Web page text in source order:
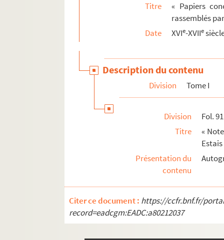
83. « Extrait du recès des Estats
88. « Extrait du recès des Estats généraux
92. « Recès des Estats généraux assemblez
104. « Compréhension de la comté de
142. « Noticias del tratado de neutralidad
170 v°. « Copie des lettres du corps
172. « Recès des Estats généraux
178. « Lettre de Ferdinand I, roy des
180. « Recès des Estats généraux du
206. « Response donnée en l'an 1543 par
212. « Estat général du répartement faict
Titre
« Papiers
rassemblés
Date
XVIe-XVIIe
Description du contenu
Division Tome I
Division
Fol. 91
Titre
«
Présentation du
contenu
Citer ce document : https://ccfr.bnf.fr/
record=eadcgm:EADC:a80212037